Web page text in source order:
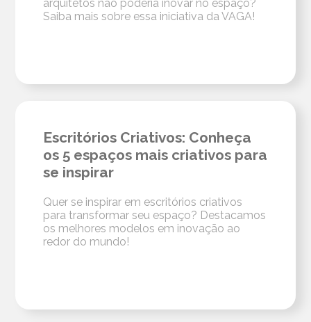
arquitetos não poderia inovar no espaço?
Saiba mais sobre essa iniciativa da VAGA!
Escritórios Criativos: Conheça
os 5 espaços mais criativos para
se inspirar
Quer se inspirar em escritórios criativos
para transformar seu espaço? Destacamos
os melhores modelos em inovação ao
redor do mundo!